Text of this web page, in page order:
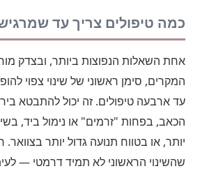
כמה טיפולים צריך עד
אחת השאלות הנפוצות ביותר, ובצדק
המקרים, סימן ראשוני של שינוי צפוי
עד ארבעה טיפולים. זה יכול להתבטא
הכאב, בפחות "זרמים" או נימול ביד,
יותר, או בטווח תנועה גדול יותר בצוואר.
שהשינוי הראשוני לא תמיד דרמטי —